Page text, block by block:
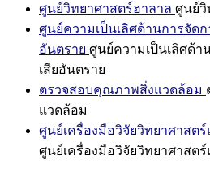
ศูนย์วิทยาศาสตร์ฮาลาล ศูนย์วิ
ศูนย์ความเป็นเลิศด้านการจัดก
อันตราย ศูนย์ความเป็นเลิศด้า
เสียอันตราย
ตรวจสอบคุณภาพสิ่งแวดล้อม
แวดล้อม
ศูนย์เครื่องมือวิจัยวิทยาศาสตร์
ศูนย์เครื่องมือวิจัยวิทยาศาสตร์